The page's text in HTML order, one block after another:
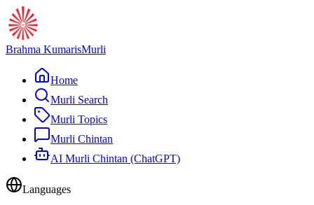
Brahma KumarisMurli
Home
Murli Search
Murli Topics
Murli Chintan
AI Murli Chintan (ChatGPT)
Languages